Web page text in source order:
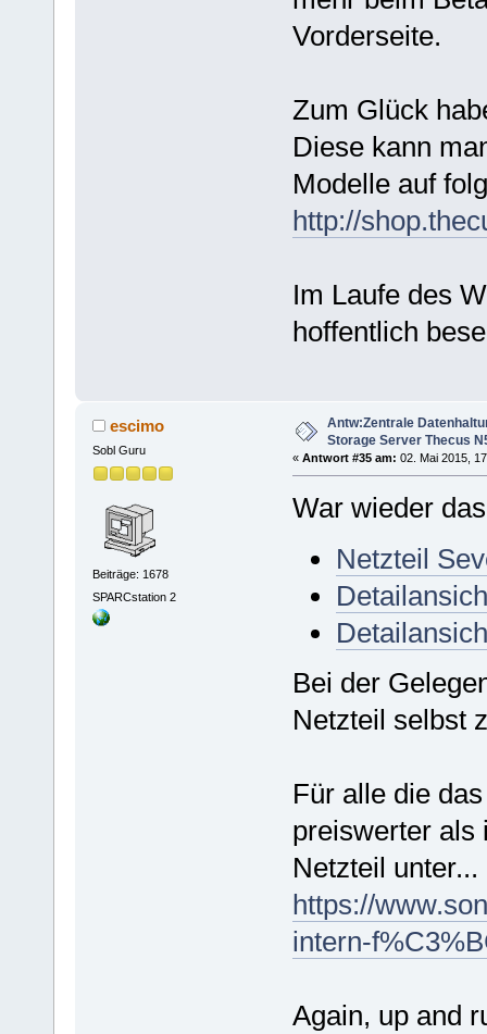
Vorderseite.
Zum Glück
Diese kann
Modelle auf
http://
Im Laufe des
hoffentlich
escimo
Sobl Guru
Beiträge: 1678
SPARCstation 2
Antw:Zentrale
Storage Server Thecus
« Antwort #35 am: 02. Mai 2015,
War wieder
Netzteil
Bei der
Netzteil selbst
Für alle die
preiswerter als
Netzteil unter...
https://
intern-
Again, up and